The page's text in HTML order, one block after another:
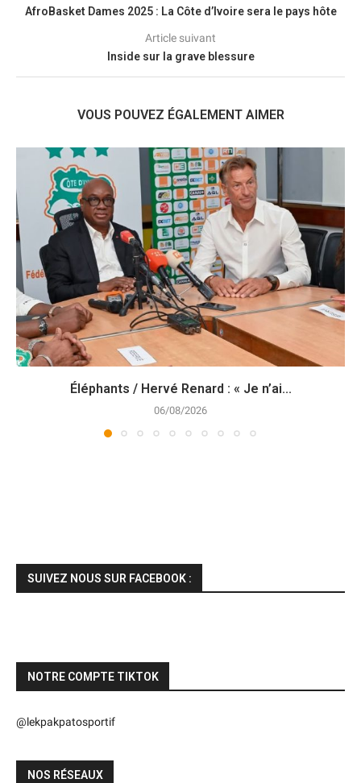
AfroBasket Dames 2025 : La Côte d’Ivoire sera le pays hôte
Article suivant
Inside sur la grave blessure
VOUS POUVEZ ÉGALEMENT AIMER
Éléphants / Hervé Renard : « Je n’ai...
06/08/2026
SUIVEZ NOUS SUR FACEBOOK :
NOTRE COMPTE TIKTOK
@lekpakpatosportif
NOS RÉSEAUX